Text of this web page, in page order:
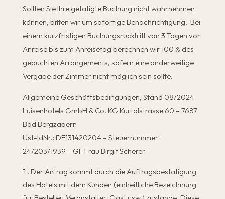
Sollten Sie Ihre getätigte Buchung nicht wahrnehmen
können, bitten wir um sofortige Benachrichtigung. Bei
einem kurzfristigen Buchungsrücktritt von 3 Tagen vor
Anreise bis zum Anreisetag berechnen wir 100 % des
gebuchten Arrangements, sofern eine anderweitige
Vergabe der Zimmer nicht möglich sein sollte.
Allgemeine Geschäftsbedingungen, Stand 08/2024
Luisenhotels GmbH & Co. KG Kurtalstrasse 60 – 7687
Bad Bergzabern
Ust-IdNr.: DE131420204 – Steuernummer:
24/203/1939 – GF Frau Birgit Scherer
Der Antrag kommt durch die Auftragsbestätigung
des Hotels mit dem Kunden (einheitliche Bezeichnung